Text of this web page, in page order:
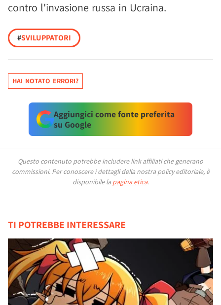
contro l'invasione russa in Ucraina.
#SVILUPPATORI
HAI NOTATO ERRORI?
Aggiungici come fonte preferita
su Google
Questo contenuto potrebbe includere link affiliati che generano
commissioni. Per conoscere i dettagli della nostra policy editoriale, è
disponibile la pagina etica.
TI POTREBBE INTERESSARE